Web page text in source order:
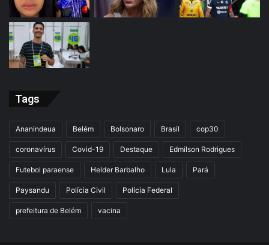
Tags
Ananindeua Belém Bolsonaro Brasil cop30
coronavírus Covid-19 Destaque Edmilson Rodrigues
Futebol paraense Helder Barbalho Lula Pará
Paysandu Polícia Civil Polícia Federal
prefeitura de Belém vacina